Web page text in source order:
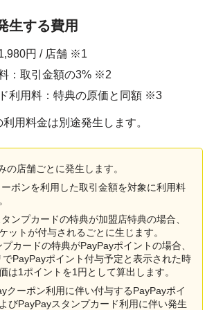
生する費用
円 / 店舗 ※1
：取引金額の3% ※2
利用料：特典の原価と同額 ※3
用料金は別途発生します。
店舗ごとに発生します。
ポンを利用した取引金額を対象に利用料
ンプカードの特典が加盟店特典の場合、
ットが付与されるごとに生じます。
カードの特典がPayPayポイントの場合、
でPayPayポイント付与予定と表示された時
は1ポイントを1円として算出します。
ーポン利用に伴い付与するPayPayポイ
びPayPayスタンプカード利用に伴い発生